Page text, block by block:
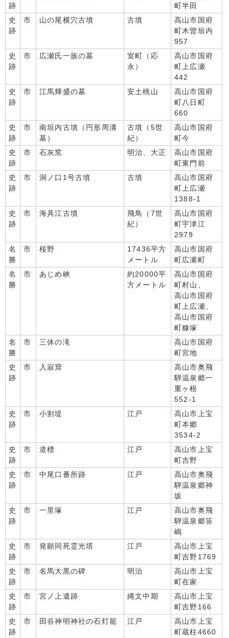
跡
町半田
史
跡
市 山の尾横穴古墳 古墳
高山市国府
町木曽垣内
957
史
跡
市 広瀬氏一族の墓
室町（応
永）
高山市国府
町上広瀬
442
史
跡
市 江馬輝盛の墓 安土桃山
高山市国府
町八日町
660
史
跡
市
南垣内古墳（円形周溝
墓）
古墳（5世
紀）
高山市国府
町今
史
跡
市 石灰窯 明治、大正
高山市国府
町東門前
史
跡
市 洞ノ口1号古墳 古墳
高山市国府
町上広瀬
1388-1
史
跡
市 海具江古墳
飛鳥（7世
紀）
高山市国府
町宇津江
2979
名
勝
市 桜野
17436平方
メートル
高山市国府
町広瀬町
名
勝
市 あじめ峡
約20000平
方メートル
高山市国府
町村山、
高山市国府
町上広瀬、
高山市国府
町糠塚
名
勝
市 三休の滝
高山市国府
町宮地
史
跡
市 入寂窟
高山市奥飛
騨温泉郷一
重ヶ根
552-1
史
跡
市 小割堤 江戸
高山市上宝
町本郷
3534-2
史
跡
市 道標 江戸
高山市上宝
町吉野
史
跡
市 中尾口番所跡 江戸
高山市奥飛
騨温泉郷神
坂
史
跡
市 一里塚 江戸
高山市奥飛
騨温泉郷笹
嶋
史
跡
市 発願同死霊光塔 江戸
高山市上宝
町吉野1769
史
跡
市 名馬大黒の碑 明治
高山市上宝
町在家
史
跡
市 宮ノ上遺跡 縄文中期
高山市上宝
町吉野166
史
跡
市 田谷神明神社の石灯籠 江戸
高山市上宝
町蔵柱4660